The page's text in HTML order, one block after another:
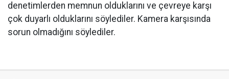
denetimlerden memnun olduklarını ve çevreye karşı
çok duyarlı olduklarını söylediler. Kamera karşısında
sorun olmadığını söylediler.